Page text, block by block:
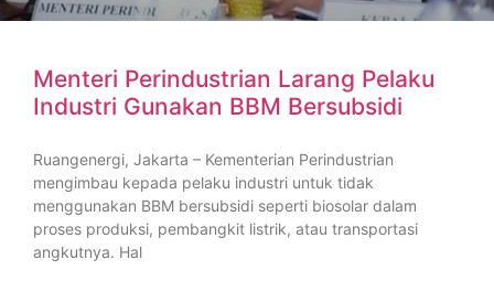
Menteri Perindustrian Larang Pelaku
Industri Gunakan BBM Bersubsidi
Ruangenergi, Jakarta – Kementerian Perindustrian
mengimbau kepada pelaku industri untuk tidak
menggunakan BBM bersubsidi seperti biosolar dalam
proses produksi, pembangkit listrik, atau transportasi
angkutnya. Hal